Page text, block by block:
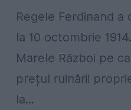
Regele Ferdinand a
la 10 octombrie
Marele Război pe
prețul ruinării
la...